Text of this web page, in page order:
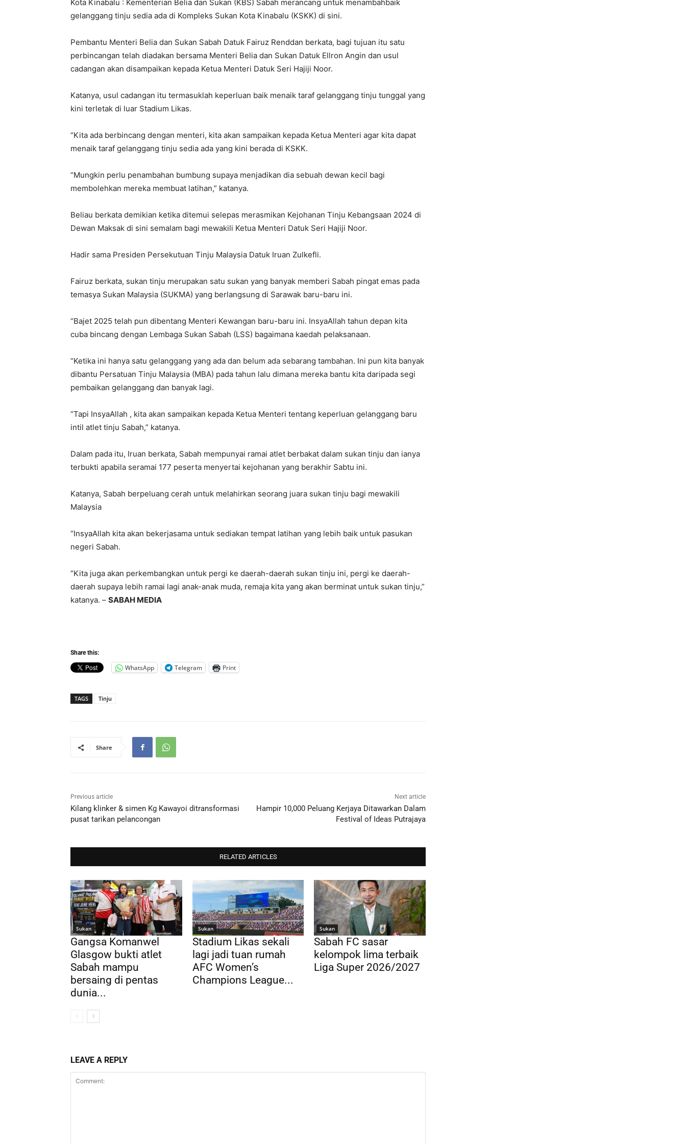
Kota Kinabalu : Kementerian Belia dan Sukan (KBS) Sabah merancang untuk menambahbaik
gelanggang tinju sedia ada di Kompleks Sukan Kota Kinabalu (KSKK) di sini.
Pembantu Menteri Belia dan Sukan Sabah Datuk Fairuz Renddan berkata, bagi tujuan itu satu
perbincangan telah diadakan bersama Menteri Belia dan Sukan Datuk Ellron Angin dan usul
cadangan akan disampaikan kepada Ketua Menteri Datuk Seri Hajiji Noor.
Katanya, usul cadangan itu termasuklah keperluan baik menaik taraf gelanggang tinju tunggal yang
kini terletak di luar Stadium Likas.
“Kita ada berbincang dengan menteri, kita akan sampaikan kepada Ketua Menteri agar kita dapat
menaik taraf gelanggang tinju sedia ada yang kini berada di KSKK.
“Mungkin perlu penambahan bumbung supaya menjadikan dia sebuah dewan kecil bagi
membolehkan mereka membuat latihan,” katanya.
Beliau berkata demikian ketika ditemui selepas merasmikan Kejohanan Tinju Kebangsaan 2024 di
Dewan Maksak di sini semalam bagi mewakili Ketua Menteri Datuk Seri Hajiji Noor.
Hadir sama Presiden Persekutuan Tinju Malaysia Datuk Iruan Zulkefli.
Fairuz berkata, sukan tinju merupakan satu sukan yang banyak memberi Sabah pingat emas pada
temasya Sukan Malaysia (SUKMA) yang berlangsung di Sarawak baru-baru ini.
“Bajet 2025 telah pun dibentang Menteri Kewangan baru-baru ini. InsyaAllah tahun depan kita
cuba bincang dengan Lembaga Sukan Sabah (LSS) bagaimana kaedah pelaksanaan.
“Ketika ini hanya satu gelanggang yang ada dan belum ada sebarang tambahan. Ini pun kita banyak
dibantu Persatuan Tinju Malaysia (MBA) pada tahun lalu dimana mereka bantu kita daripada segi
pembaikan gelanggang dan banyak lagi.
“Tapi InsyaAllah , kita akan sampaikan kepada Ketua Menteri tentang keperluan gelanggang baru
intil atlet tinju Sabah,” katanya.
Dalam pada itu, Iruan berkata, Sabah mempunyai ramai atlet berbakat dalam sukan tinju dan ianya
terbukti apabila seramai 177 peserta menyertai kejohanan yang berakhir Sabtu ini.
Katanya, Sabah berpeluang cerah untuk melahirkan seorang juara sukan tinju bagi mewakili
Malaysia
“InsyaAllah kita akan bekerjasama untuk sediakan tempat latihan yang lebih baik untuk pasukan
negeri Sabah.
“Kita juga akan perkembangkan untuk pergi ke daerah-daerah sukan tinju ini, pergi ke daerah-
daerah supaya lebih ramai lagi anak-anak muda, remaja kita yang akan berminat untuk sukan tinju,”
katanya. – SABAH MEDIA
Share this:
WhatsApp Telegram Print
TAGS Tinju
Share
Previous article
Kilang klinker & simen Kg Kawayoi ditransformasi
pusat tarikan pelancongan
Next article
Hampir 10,000 Peluang Kerjaya Ditawarkan Dalam
Festival of Ideas Putrajaya
RELATED ARTICLES
Sukan
Gangsa Komanwel
Glasgow bukti atlet
Sabah mampu
bersaing di pentas
dunia...
Sukan
Stadium Likas sekali
lagi jadi tuan rumah
AFC Women’s
Champions League...
Sukan
Sabah FC sasar
kelompok lima terbaik
Liga Super 2026/2027
LEAVE A REPLY